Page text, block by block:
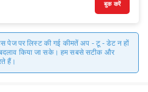
बुक करें
पेज पर लिस्ट की गई कीमतें अप - टू - डेट न हों
बदलाव किया जा सके। हम सबसे सटीक और
हैं।